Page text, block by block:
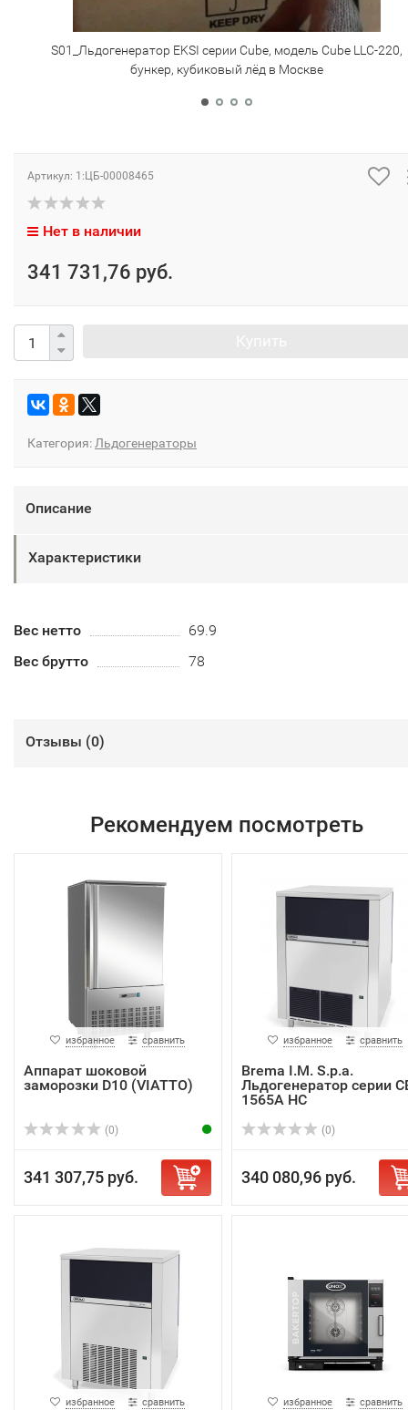
S01_Льдогенератор EKSI серии Cube, модель Cube LLC-220,
бункер, кубиковый лёд в Москве
Артикул: 1:ЦБ-00008465
Нет в наличии
341 731,76 руб.
Категория: Льдогенераторы
Описание
Характеристики
Вес нетто
69.9
Вес брутто
78
Отзывы (0)
Рекомендуем посмотреть
избранное сравнить
Аппарат шоковой
заморозки D10 (VIATTO)
(0)
341 307,75 руб.
избранное сравнить
Brema I.M. S.p.a.
Льдогенератор серии
1565A HC
(0)
340 080,96 руб.
избранное сравнить избранное сравнить